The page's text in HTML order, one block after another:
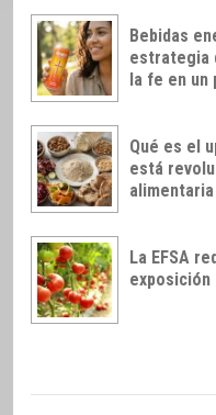
Bebidas
estrategia
la fe en
Qué es el
está
alimentaria
La EFSA
exposición